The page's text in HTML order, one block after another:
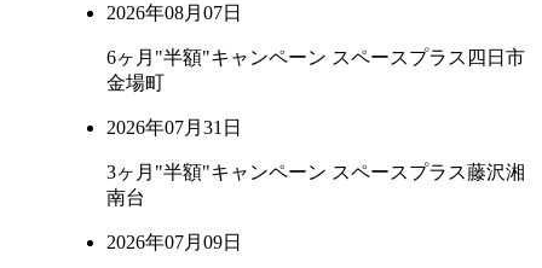
2026年08月07日
6ヶ月"半額"キャンペーン スペースプラス四日市
金場町
2026年07月31日
3ヶ月"半額"キャンペーン スペースプラス藤沢湘
南台
2026年07月09日